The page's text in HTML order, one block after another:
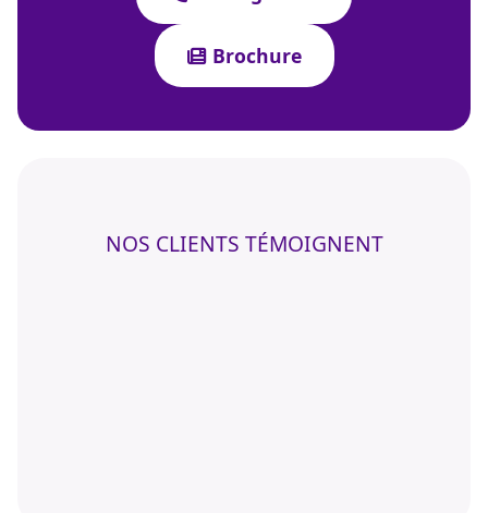
Brochure
NOS CLIENTS TÉMOIGNENT